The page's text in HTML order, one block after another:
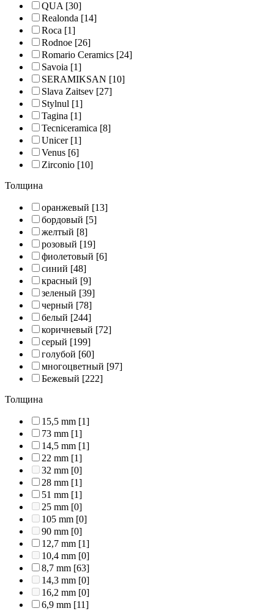
QUA[30]
Realonda [14]
Roca [1]
Rodnoe [26]
Romario Ceramics [24]
Savoia [1]
SERAMIKSAN [10]
Slava Zaitsev [27]
Stylnul [1]
Tagina [1]
Tecniceramica [8]
Unicer[1]
Venus [6]
Zirconio [10]
Толщина
оранжевый [13]
бордовый [5]
желтый [8]
розовый [19]
фиолетовый [6]
синий [48]
красный [9]
зеленый [39]
черный [78]
белый [244]
коричневый [72]
серый [199]
голубой [60]
многоцветный [97]
Бежевый [222]
Толщина
15,5 mm [1]
73 mm [1]
14,5 mm [1]
22 mm [1]
32 mm [0]
28 mm [1]
51 mm [1]
25 mm [0]
105 mm [0]
90 mm [0]
12,7 mm [1]
10,4 mm [0]
8,7 mm [63]
14,3 mm [0]
16,2 mm [0]
6,9 mm [11]